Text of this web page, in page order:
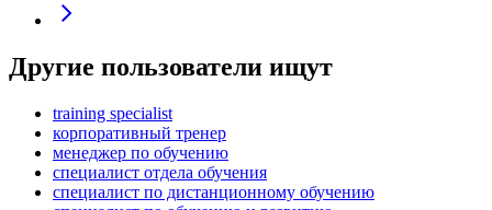
Другие пользователи ищут
training specialist
корпоративный тренер
менеджер по обучению
специалист отдела обучения
специалист по дистанционному обучению